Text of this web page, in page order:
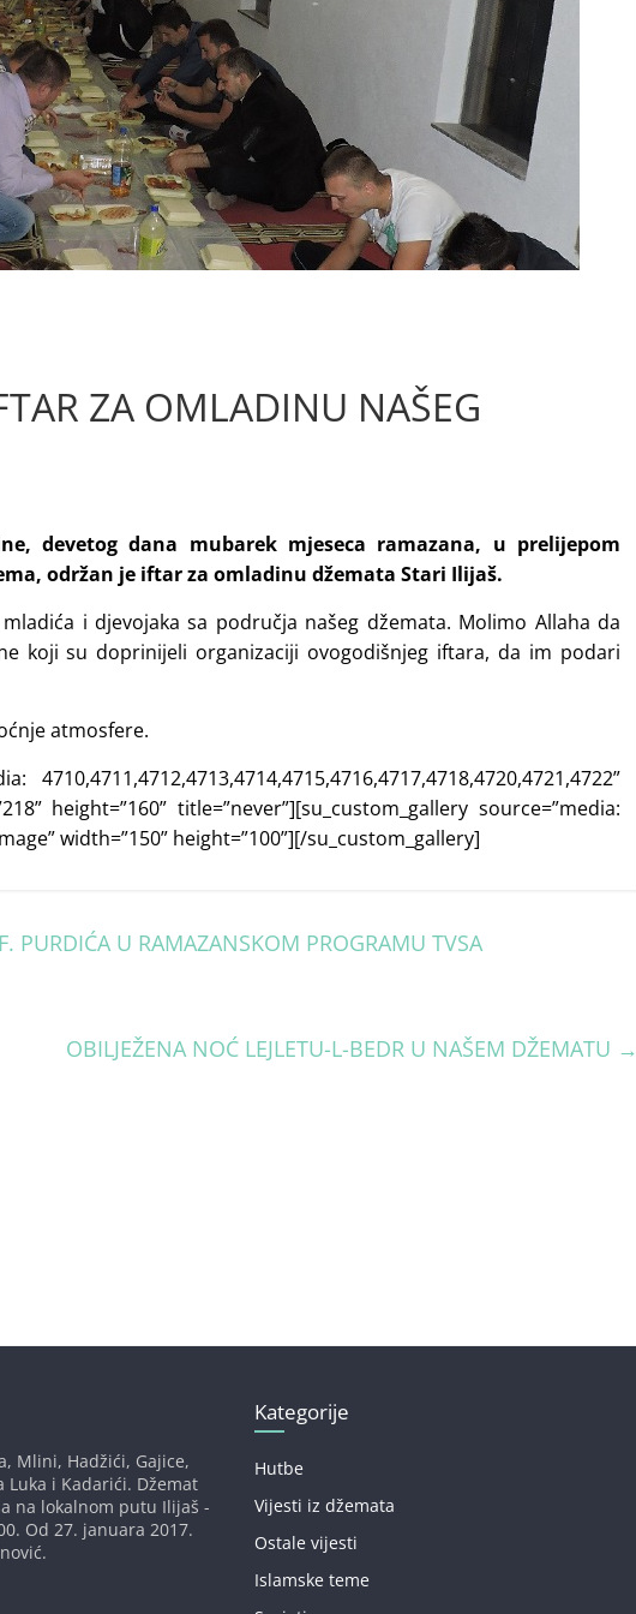
ZA OMLADINU NAŠEG
devetog dana mubarek mjeseca ramazana, u prelijepom
održan je iftar za omladinu džemata Stari Ilijaš.
i djevojaka sa područja našeg džemata. Molimo Allaha da
koji su doprinijeli organizaciji ovogodišnjeg iftara, da im podari
atmosfere.
4710,4711,4712,4713,4714,4715,4716,4717,4718,4720,4721,4722”
height=”160” title=”never”][su_custom_gallery source=”media:
width=”150” height=”100”][/su_custom_gallery]
PURDIĆA U RAMAZANSKOM PROGRAMU TVSA
OBILJEŽENA NOĆ LEJLETU-L-BEDR U NAŠEM DŽEMATU →
Mlini, Hadžići, Gajice,
Luka i Kadarići. Džemat
na lokalnom putu Ilijaš -
Od 27. januara 2017.
Kategorije
Hutbe
Vijesti iz džemata
Ostale vijesti
Islamske teme